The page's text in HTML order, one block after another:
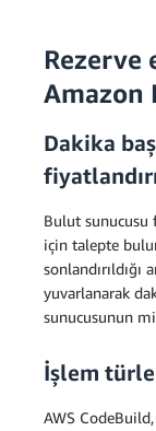
Rezerve
Amazon
Dakika
Bulut sunucusu
için talepte
sonlandırıldığı
yuvarlanarak
sunucusunun
İşlem
AWS